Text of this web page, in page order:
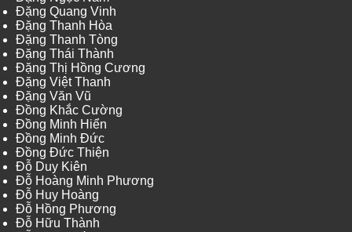
Đặng Quang Vinh
Đặng Thanh Hòa
Đặng Thanh Tòng
Đặng Thái Thành
Đặng Thị Hồng Cương
Đặng Việt Thanh
Đặng Văn Vũ
Đồng Khắc Cường
Đồng Minh Hiển
Đồng Minh Đức
Đồng Đức Thiện
Đỗ Duy Kiên
Đỗ Hoàng Minh Phương
Đỗ Huy Hoàng
Đỗ Hồng Phương
Đỗ Hữu Thành